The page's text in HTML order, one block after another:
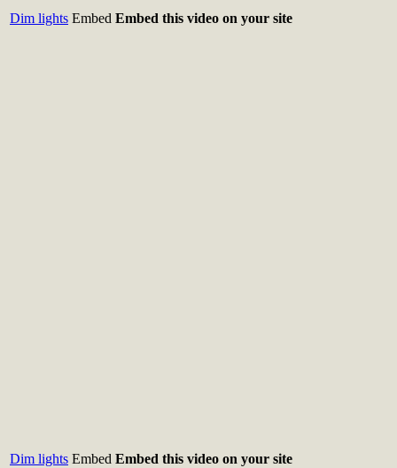
Dim lights Embed Embed this video on your site
Dim lights Embed Embed this video on your site